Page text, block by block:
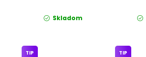
Skladom
TIP TIP